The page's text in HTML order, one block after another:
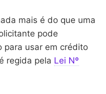
mais é do que uma
pode
para usar em crédito
regida pela Lei Nº